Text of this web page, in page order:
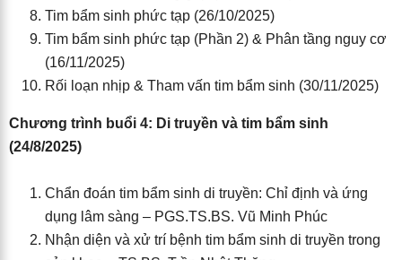
Tim bẩm sinh phức tạp (26/10/2025)
Tim bẩm sinh phức tạp (Phần 2) & Phân tầng nguy cơ
(16/11/2025)
Rối loạn nhịp & Tham vấn tim bẩm sinh (30/11/2025)
Chương trình buổi 4: Di truyền và tim bẩm sinh
(24/8/2025)
Chẩn đoán tim bẩm sinh di truyền: Chỉ định và ứng
dụng lâm sàng – PGS.TS.BS. Vũ Minh Phúc
Nhận diện và xử trí bệnh tim bẩm sinh di truyền trong